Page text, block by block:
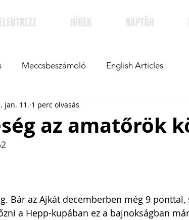
HÍREK NAPTÁR
Meccsbeszámoló English Articles
az amatőrök
jan. 11. 1 perc olvasás
Bár az Ajkát decemberben még 9
a Hepp-kupában ez a bajnokságban